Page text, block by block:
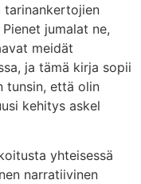
tarinankertojien
jumalat ne,
meidät
ja tämä kirja sopii
tunsin, että olin
kehitys askel
yhteisessä
narratiivinen